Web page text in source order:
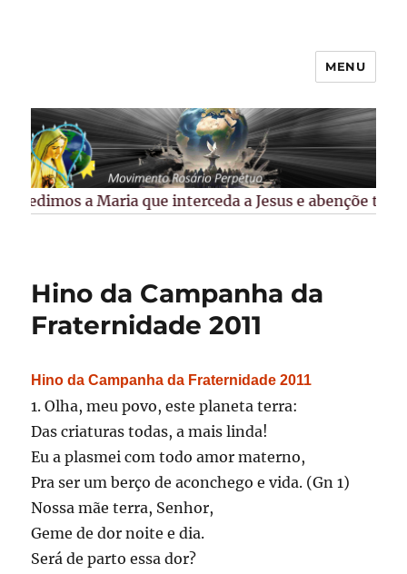
Guarapuava/PR
MENU
Pedimos a Maria que interceda a Jesus e abençõe
Hino da Campanha da
Fraternidade 2011
Hino da Campanha da Fraternidade 2011
1. Olha, meu povo, este planeta terra:
Das criaturas todas, a mais linda!
Eu a plasmei com todo amor materno,
Pra ser um berço de aconchego e vida. (Gn 1)
Nossa mãe terra, Senhor,
Geme de dor noite e dia.
Será de parto essa dor?